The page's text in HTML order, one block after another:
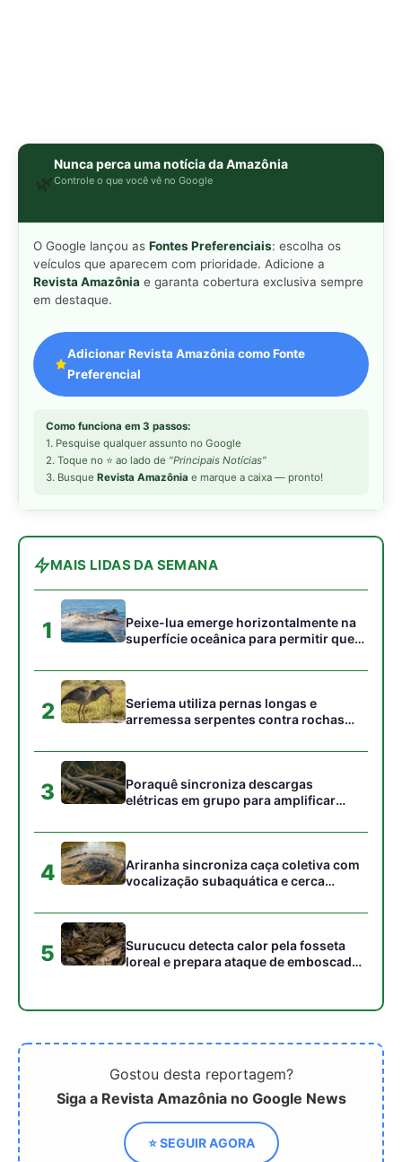
2. Toque no ⭐ ao lado de"Principais Notícias"
3. Busque Revista Amazôniae marque a caixa — pronto!
MAIS LIDAS DA SEMANA
1
aves marinhas removam ectoparasitas
acumulados em sua pele
2
arremessa serpentes contra rochas
para subjugar presas peçonhentas nos
campos
peixes maiores na Amazônia
4
Ariranha sincroniza caça coletiva com
vocalização subaquática e cerca
Surucucu detecta calor pela fosseta
loreal e prepara ataque de emboscada
Gostou desta reportagem?
Siga a Revista Amazônia no Google News
Relacionado
Universidades brasileiras
transformam mandioca
em plástico do futuro
Uma jornada pelos
sabores e microrganismos
naturais